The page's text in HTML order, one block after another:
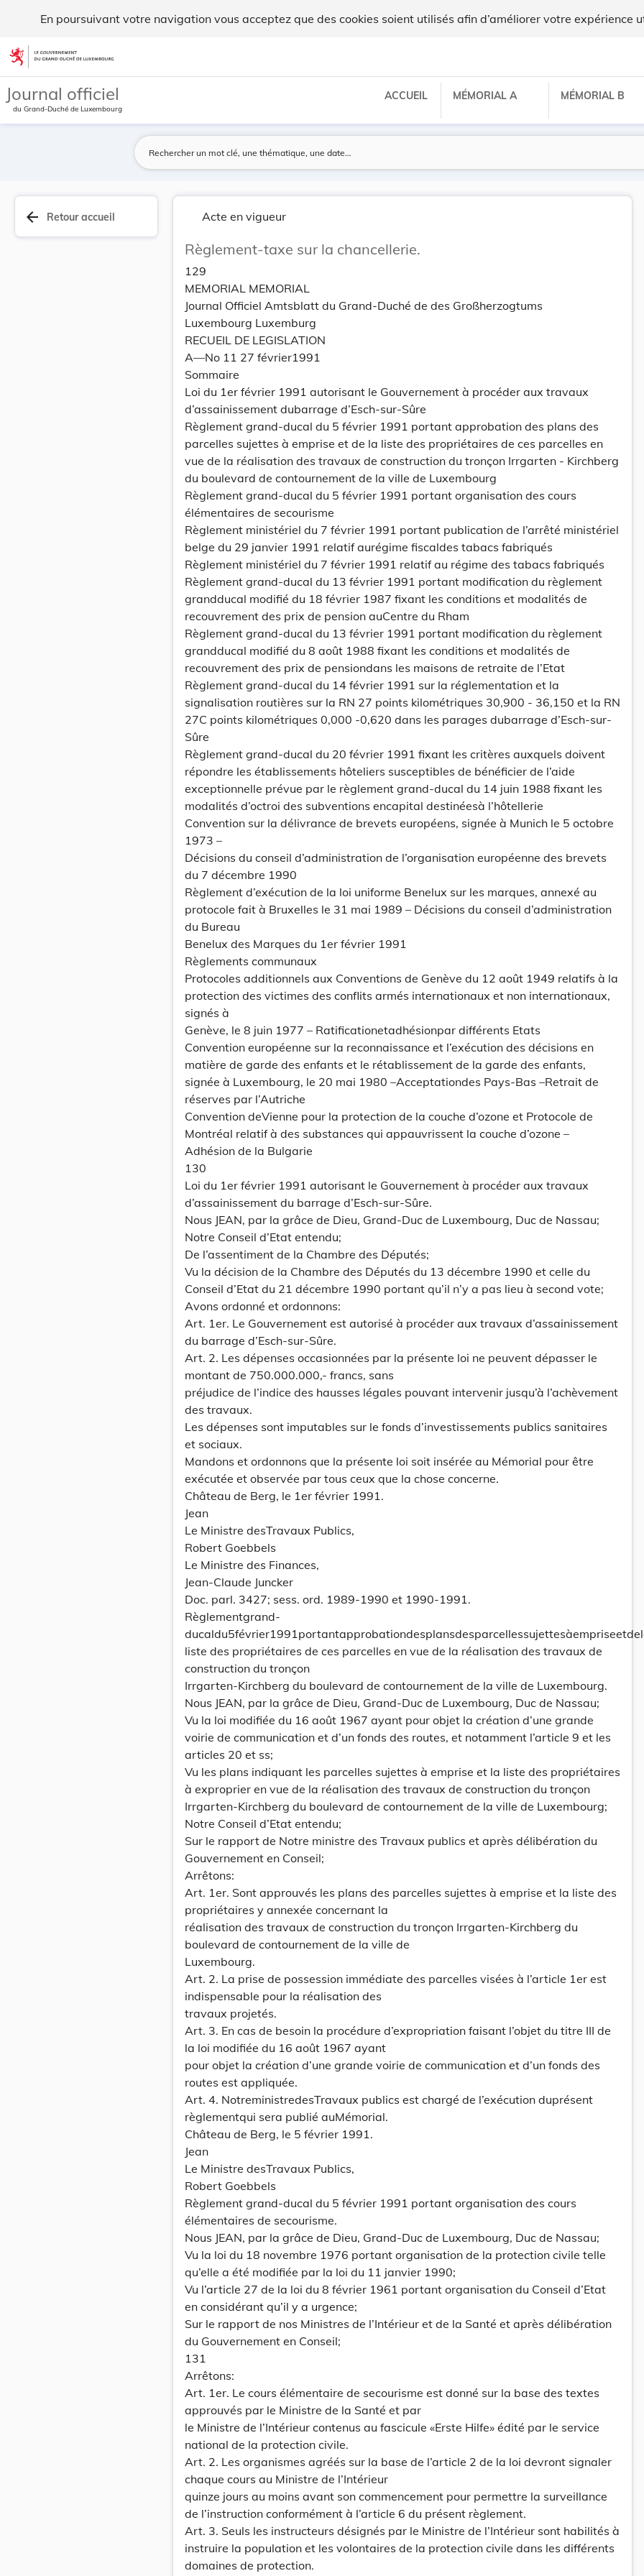
En poursuivant votre navigation vous acceptez que des cookies soient utilisés afin d’améliorer votre expérience
Aller au contenu
Journal officiel
du Grand-Duché de Luxembourg
ACCUEIL MÉMORIAL A MÉMORIAL B
arrow_back Retour accueil Acte en vigueur
Règlement-taxe sur la chancellerie.
129
MEMORIAL MEMORIAL
Journal Officiel Amtsblatt du Grand-Duché de des Großherzogtums
Luxembourg Luxemburg
RECUEIL DE LEGISLATION
A—No 11 27 février1991
Sommaire
Loi du 1er février 1991 autorisant le Gouvernement à procéder aux travaux
d’assainissement dubarrage d’Esch-sur-Sûre
Règlement grand-ducal du 5 février 1991 portant approbation des plans des
parcelles sujettes à emprise et de la liste des propriétaires de ces parcelles en
vue de la réalisation des travaux de construction du tronçon Irrgarten - Kirchberg
du boulevard de contournement de la ville de Luxembourg
Règlement grand-ducal du 5 février 1991 portant organisation des cours
élémentaires de secourisme
Règlement ministériel du 7 février 1991 portant publication de l’arrêté ministériel
belge du 29 janvier 1991 relatif aurégime fiscaldes tabacs fabriqués
Règlement ministériel du 7 février 1991 relatif au régime des tabacs fabriqués
Règlement grand-ducal du 13 février 1991 portant modification du règlement
grandducal modifié du 18 février 1987 fixant les conditions et modalités de
recouvrement des prix de pension auCentre du Rham
Règlement grand-ducal du 13 février 1991 portant modification du règlement
grandducal modifié du 8 août 1988 fixant les conditions et modalités de
recouvrement des prix de pensiondans les maisons de retraite de l’Etat
Règlement grand-ducal du 14 février 1991 sur la réglementation et la
signalisation routières sur la RN 27 points kilométriques 30,900 - 36,150 et la RN
27C points kilométriques 0,000 -0,620 dans les parages dubarrage d’Esch-sur-
Sûre
Règlement grand-ducal du 20 février 1991 fixant les critères auxquels doivent
répondre les établissements hôteliers susceptibles de bénéficier de l’aide
exceptionnelle prévue par le règlement grand-ducal du 14 juin 1988 fixant les
modalités d’octroi des subventions encapital destinéesà l’hôtellerie
Convention sur la délivrance de brevets européens, signée à Munich le 5 octobre
1973 –
Décisions du conseil d’administration de l’organisation européenne des brevets
du 7 décembre 1990
Règlement d’exécution de la loi uniforme Benelux sur les marques, annexé au
protocole fait à Bruxelles le 31 mai 1989 – Décisions du conseil d’administration
du Bureau
Benelux des Marques du 1er février 1991
Règlements communaux
Protocoles additionnels aux Conventions de Genève du 12 août 1949 relatifs à la
protection des victimes des conflits armés internationaux et non internationaux,
signés à
Genève, le 8 juin 1977 – Ratificationetadhésionpar différents Etats
Convention européenne sur la reconnaissance et l’exécution des décisions en
matière de garde des enfants et le rétablissement de la garde des enfants,
signée à Luxembourg, le 20 mai 1980 –Acceptationdes Pays-Bas –Retrait de
réserves par l’Autriche
Convention deVienne pour la protection de la couche d’ozone et Protocole de
Montréal relatif à des substances qui appauvrissent la couche d’ozone –
Adhésion de la Bulgarie
130
Loi du 1er février 1991 autorisant le Gouvernement à procéder aux travaux
d’assainissement du barrage d’Esch-sur-Sûre.
Nous JEAN, par la grâce de Dieu, Grand-Duc de Luxembourg, Duc de Nassau;
Notre Conseil d’Etat entendu;
De l’assentiment de la Chambre des Députés;
Vu la décision de la Chambre des Députés du 13 décembre 1990 et celle du
Conseil d’Etat du 21 décembre 1990 portant qu’il n’y a pas lieu à second vote;
Avons ordonné et ordonnons:
Art. 1er. Le Gouvernement est autorisé à procéder aux travaux d’assainissement
du barrage d’Esch-sur-Sûre.
Art. 2. Les dépenses occasionnées par la présente loi ne peuvent dépasser le
montant de 750.000.000,- francs, sans
préjudice de l’indice des hausses légales pouvant intervenir jusqu’à l’achèvement
des travaux.
Les dépenses sont imputables sur le fonds d’investissements publics sanitaires
et sociaux.
Mandons et ordonnons que la présente loi soit insérée au Mémorial pour être
exécutée et observée par tous ceux que la chose concerne.
Château de Berg, le 1er février 1991.
Jean
Le Ministre desTravaux Publics,
Robert Goebbels
Le Ministre des Finances,
Jean-Claude Juncker
Doc. parl. 3427; sess. ord. 1989-1990 et 1990-1991.
Règlementgrand-
liste des propriétaires de ces parcelles en vue de la réalisation des travaux de
construction du tronçon
Irrgarten-Kirchberg du boulevard de contournement de la ville de Luxembourg.
Nous JEAN, par la grâce de Dieu, Grand-Duc de Luxembourg, Duc de Nassau;
Vu la loi modifiée du 16 août 1967 ayant pour objet la création d’une grande
voirie de communication et d’un fonds des routes, et notamment l’article 9 et les
articles 20 et ss;
Vu les plans indiquant les parcelles sujettes à emprise et la liste des propriétaires
à exproprier en vue de la réalisation des travaux de construction du tronçon
Irrgarten-Kirchberg du boulevard de contournement de la ville de Luxembourg;
Notre Conseil d’Etat entendu;
Sur le rapport de Notre ministre des Travaux publics et après délibération du
Gouvernement en Conseil;
Arrêtons:
Art. 1er. Sont approuvés les plans des parcelles sujettes à emprise et la liste des
propriétaires y annexée concernant la
réalisation des travaux de construction du tronçon Irrgarten-Kirchberg du
boulevard de contournement de la ville de
Luxembourg.
Art. 2. La prise de possession immédiate des parcelles visées à l’article 1er est
indispensable pour la réalisation des
travaux projetés.
Art. 3. En cas de besoin la procédure d’expropriation faisant l’objet du titre III de
la loi modifiée du 16 août 1967 ayant
pour objet la création d’une grande voirie de communication et d’un fonds des
routes est appliquée.
Art. 4. NotreministredesTravaux publics est chargé de l’exécution duprésent
règlementqui sera publié auMémorial.
Château de Berg, le 5 février 1991.
Jean
Le Ministre desTravaux Publics,
Robert Goebbels
Règlement grand-ducal du 5 février 1991 portant organisation des cours
élémentaires de secourisme.
Nous JEAN, par la grâce de Dieu, Grand-Duc de Luxembourg, Duc de Nassau;
Vu la loi du 18 novembre 1976 portant organisation de la protection civile telle
qu’elle a été modifiée par la loi du 11 janvier 1990;
Vu l’article 27 de la loi du 8 février 1961 portant organisation du Conseil d’Etat
en considérant qu’il y a urgence;
Sur le rapport de nos Ministres de l’Intérieur et de la Santé et après délibération
du Gouvernement en Conseil;
131
Arrêtons:
Art. 1er. Le cours élémentaire de secourisme est donné sur la base des textes
approuvés par le Ministre de la Santé et par
le Ministre de l’Intérieur contenus au fascicule «Erste Hilfe» édité par le service
national de la protection civile.
Art. 2. Les organismes agréés sur la base de l’article 2 de la loi devront signaler
chaque cours au Ministre de l’Intérieur
quinze jours au moins avant son commencement pour permettre la surveillance
de l’instruction conformément à l’article 6 du présent règlement.
Art. 3. Seuls les instructeurs désignés par le Ministre de l’Intérieur sont habilités à
instruire la population et les volontaires de la protection civile dans les différents
domaines de protection.